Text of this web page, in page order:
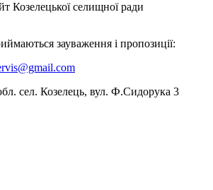
Козелецької селищної ради
зауваження і пропозиції:
сел. Козелець, вул. Ф.Сидорука 3